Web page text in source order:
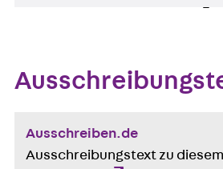
Ausschreiben.de
Ausschreibungstext zu